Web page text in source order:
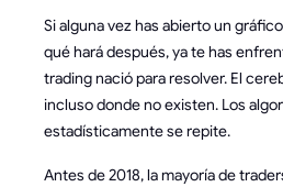
Si alguna vez has abierto un
qué hará después, ya te has
trading nació para resolver. El
incluso donde no existen. Los
estadísticamente se repite.
Antes de 2018, la mayoría de